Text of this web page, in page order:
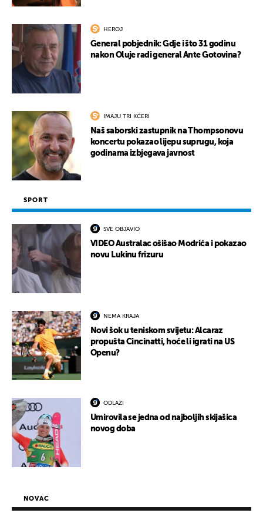
HEROJ
General pobjednik: Gdje i što 31 godinu
nakon Oluje radi general Ante Gotovina?
IMAJU TRI KĆERI
Naš saborski zastupnik na Thompsonovu
koncertu pokazao lijepu suprugu, koja
godinama izbjegava javnost
SPORT
SVE OBJAVIO
VIDEO Australac ošišao Modrića i pokazao
novu Lukinu frizuru
NEMA KRAJA
Novi šok u teniskom svijetu: Alcaraz
propušta Cincinatti, hoće li igrati na US
Openu?
ODLAZI
Umirovila se jedna od najboljih skijašica
novog doba
NOVAC